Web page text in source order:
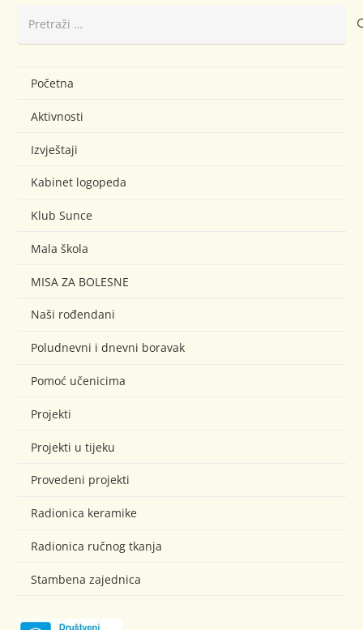
Početna
Aktivnosti
Izvještaji
Kabinet logopeda
Klub Sunce
Mala škola
MISA ZA BOLESNE
Naši rođendani
Poludnevni i dnevni boravak
Pomoć učenicima
Projekti
Projekti u tijeku
Provedeni projekti
Radionica keramike
Radionica ručnog tkanja
Stambena zajednica